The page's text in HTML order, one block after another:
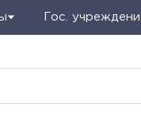
Гос.